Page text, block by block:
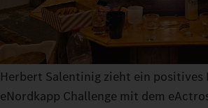
Herbert Salentinig zieht ein positives
eNordkapp Challenge mit dem